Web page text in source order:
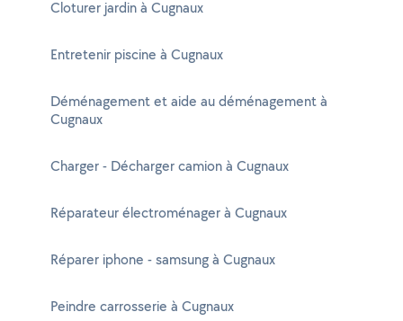
Cloturer jardin à Cugnaux
Entretenir piscine à Cugnaux
Déménagement et aide au déménagement à
Cugnaux
Charger - Décharger camion à Cugnaux
Réparateur électroménager à Cugnaux
Réparer iphone - samsung à Cugnaux
Peindre carrosserie à Cugnaux